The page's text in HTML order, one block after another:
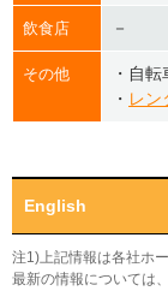
飲食店 －
その他
・自
・ レン
English
注1)上記情報は各社ホ
最新の情報については